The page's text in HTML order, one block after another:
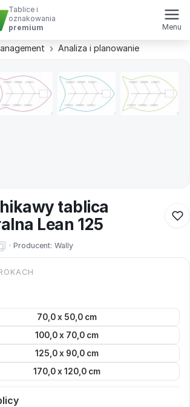
Tablice i
oznakowania
premium
Menu
Analiza i planowanie
tablica
Lean 125
· Producent: Wally
70,0 x 50,0 cm
100,0 x 70,0 cm
125,0 x 90,0 cm
170,0 x 120,0 cm